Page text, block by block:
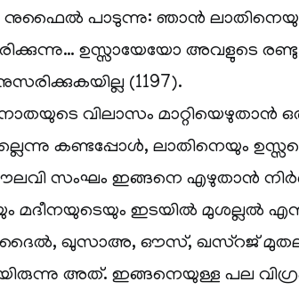
പാടുന്നു: ഞാന്‍ ലാതിനെയും
ഉസ്സായേയോ അവളുടെ
(1197).
വിലാസം മാറ്റിയെഴുതാന്‍
കണ്ടപ്പോള്‍, ലാതിനെയും
സംഘം ഇങ്ങനെ എഴുതാന്‍
മദീനയുടെയും ഇടയില്‍ മുശല്ലല്‍
ഖുസാഅ, ഔസ്, ഖസ്റജ്
അത്. ഇങ്ങനെയുള്ള പല